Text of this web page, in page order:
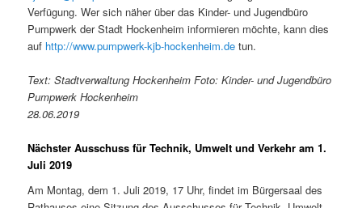
Verfügung. Wer sich näher über das Kinder- und Jugendbüro
Pumpwerk der Stadt Hockenheim informieren möchte, kann dies
auf http://www.pumpwerk-kjb-hockenheim.de tun.
Text: Stadtverwaltung Hockenheim Foto: Kinder- und Jugendbüro
Pumpwerk Hockenheim
28.06.2019
Nächster Ausschuss für Technik, Umwelt und Verkehr am 1.
Juli 2019
Am Montag, dem 1. Juli 2019, 17 Uhr, findet im Bürgersaal des